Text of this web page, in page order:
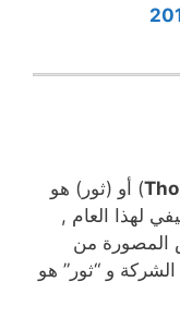
) أو (ثور) هو
لهذا العام ,
المصورة من
و “ثور” هو